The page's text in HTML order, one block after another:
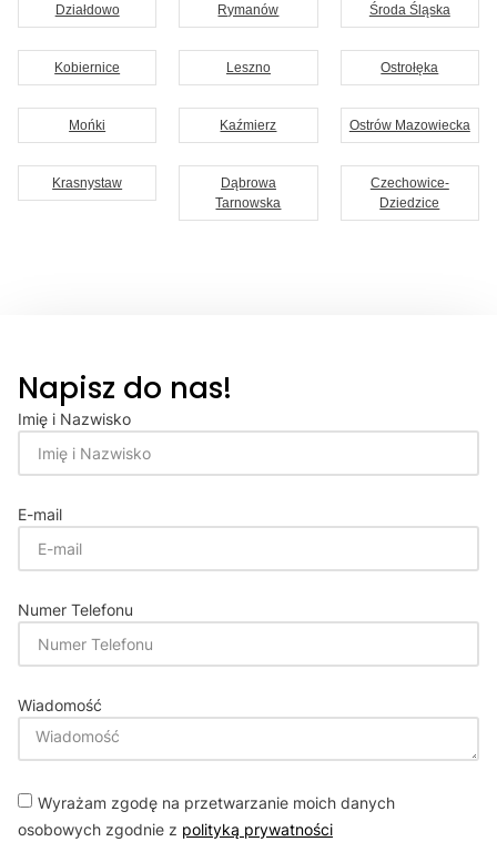
Działdowo Rymanów Środa Śląska
Kobiernice Leszno Ostrołęka
Mońki Kaźmierz Ostrów Mazowiecka
Krasnystaw
Dąbrowa
Tarnowska
Czechowice-
Dziedzice
Napisz do nas!
Imię i Nazwisko
E-mail
Numer Telefonu
Wiadomość
Wyrażam zgodę na przetwarzanie moich danych
osobowych zgodnie z polityką prywatności